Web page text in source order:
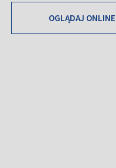
OGLĄDAJ ONLINE